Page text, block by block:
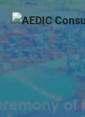
au
contenu